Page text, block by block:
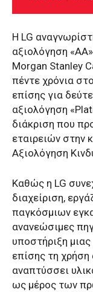
Η LG
αξιολόγηση
Morgan Stanley
πέντε χρόνια
επίσης για
αξιολόγηση
διάκριση που
εταιρειών στην
Αξιολόγηση
Καθώς η LG
διαχείριση,
παγκόσμιων
ανανεώσιμες
υποστήριξη μιας
επίσης τη
αναπτύσσει
ως μέρος των